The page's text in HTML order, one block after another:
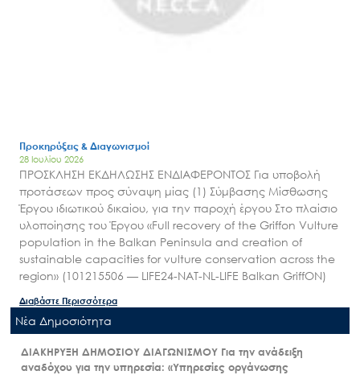
Προκηρύξεις & Διαγωνισμοί
28 Ιουλίου 2026
ΠΡΟΣΚΛΗΣΗ ΕΚΔΗΛΩΣΗΣ ΕΝΔΙΑΦΕΡΟΝΤΟΣ Για υποβολή
προτάσεων προς σύναψη μίας (1) Σύμβασης Μίσθωσης
Έργου ιδιωτικού δικαίου, για την παροχή έργου Στο πλαίσιο
υλοποίησης του Έργου «Full recovery of the Griffon Vulture
population in the Balkan Peninsula and creation of
sustainable capacities for vulture conservation across the
region» (101215506 — LIFE24-NAT-NL-LIFE Balkan GriffON)
Διαβάστε Περισσότερα
Nέα Δημοσιότητα
ΔΙΑΚΗΡΥΞΗ ΔΗΜΟΣΙΟΥ ΔΙΑΓΩΝΙΣΜΟΥ Για την ανάδειξη
αναδόχου για την υπηρεσία: «Υπηρεσίες οργάνωσης